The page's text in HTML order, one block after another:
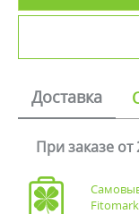
Доставка
При заказе от